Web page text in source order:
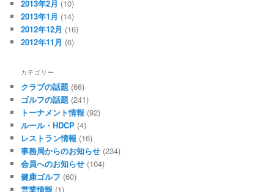
2013年2月 (10)
2013年1月 (14)
2012年12月 (16)
2012年11月 (6)
カテゴリー
クラブの話題 (66)
ゴルフの話題 (241)
トーナメント情報 (92)
ルール・HDCP (4)
レストラン情報 (16)
事務局からのお知らせ (234)
会員へのお知らせ (104)
健康ゴルフ (60)
営業情報 (1)